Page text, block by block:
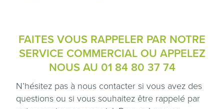
FAITES VOUS RAPPELER PAR NOTRE
SERVICE COMMERCIAL OU APPELEZ
NOUS AU 01 84 80 37 74
N’hésitez pas à nous contacter si vous avez des
questions ou si vous souhaitez être rappelé par